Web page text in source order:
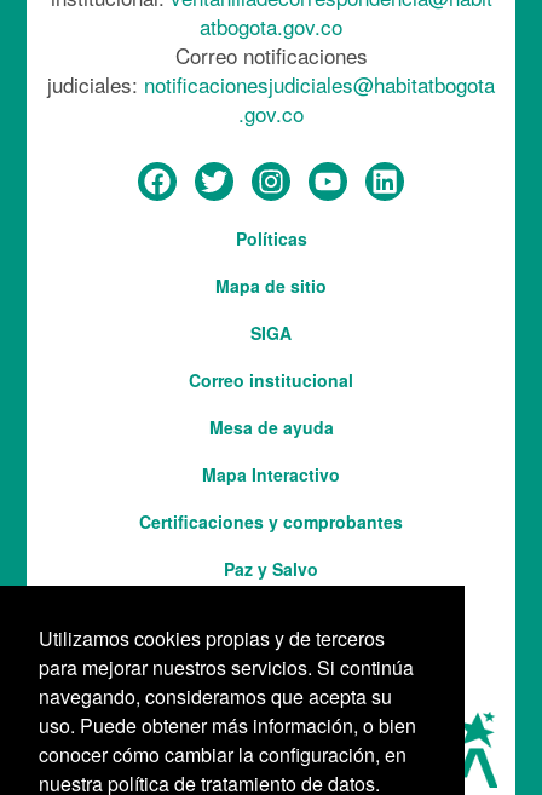
Utilizamos cookies propias y de terceros
para mejorar nuestros servicios. Si continúa
navegando, consideramos que acepta su
uso. Puede obtener más información, o bien
conocer cómo cambiar la configuración, en
nuestra política de tratamiento de datos.
atbogota.gov.co
Correo notificaciones
judiciales: notificacionesjudiciales@habitatbogota
.gov.co
Políticas
Mapa de sitio
SIGA
Correo institucional
Mesa de ayuda
Mapa Interactivo
ServicesCertificaciones y comprobantes
Paz y Salvo